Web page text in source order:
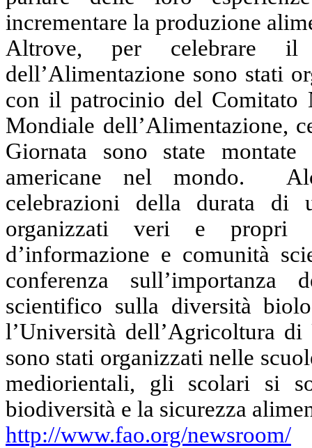
incrementare la produzione
Altrove, per celebrare il
dell’Alimentazione sono stati
con il patrocinio del Comitato
Mondiale dell’Alimentazione,
Giornata sono state
americane nel mondo.
celebrazioni della durata di
organizzati veri e propri
d’informazione e comunità
conferenza
scientifico sulla diversità
l’Università dell’Agricoltura
sono stati organizzati nelle
mediorientali, gli scolari si
biodiversità e la sicurezza
http://www.fao.org/newsroom/